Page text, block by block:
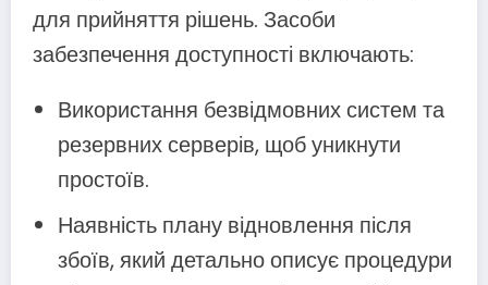
для прийняття рішень. Засоби
забезпечення доступності включають:
Використання безвідмовних систем та
резервних серверів, щоб уникнути
простоїв.
Наявність плану відновлення після
збоїв, який детально описує процедури